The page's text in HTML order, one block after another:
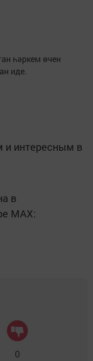
һәркем өчен
иде.
интересным в
в
MАХ:
0